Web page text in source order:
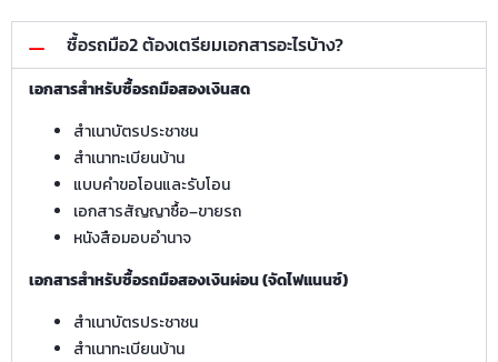
ซื้อรถมือ2 ต้องเตรียมเอกสารอะไรบ้าง?
เอกสารสำหรับซื้อรถมือสองเงินสด
สำเนาบัตรประชาชน
สำเนาทะเบียนบ้าน
แบบคำขอโอนและรับโอน
เอกสารสัญญาซื้อ–ขายรถ
หนังสือมอบอำนาจ
เอกสารสำหรับซื้อรถมือสองเงินผ่อน (จัดไฟแนนซ์)
สำเนาบัตรประชาชน
สำเนาทะเบียนบ้าน